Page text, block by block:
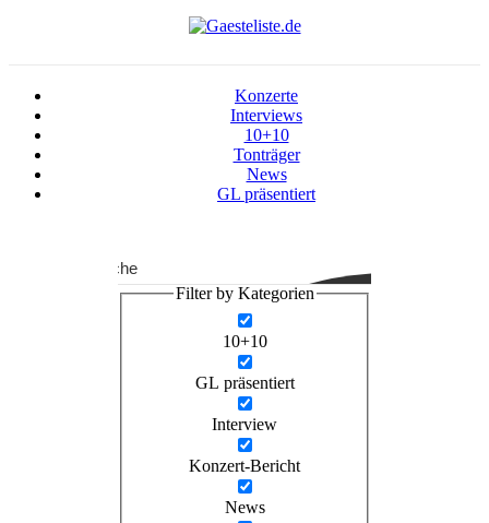
Konzerte
Interviews
10+10
Tonträger
News
GL präsentiert
Suche
Filter by Kategorien
10+10
GL präsentiert
Interview
Konzert-Bericht
News